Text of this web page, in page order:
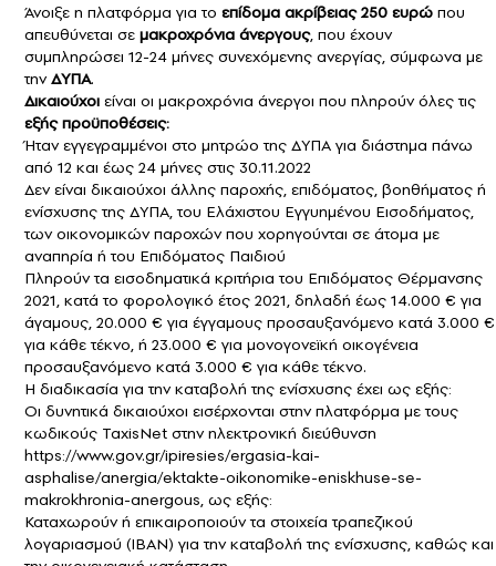
Άνοιξε η πλατφόρμα για το επίδομα ακρίβειας 250 ευρώ που
απευθύνεται σε μακροχρόνια άνεργους, που έχουν
συμπληρώσει 12-24 μήνες συνεχόμενης ανεργίας, σύμφωνα με
τηνΔΥΠΑ.
Δικαιούχοι είναι οι μακροχρόνια άνεργοι που πληρούν όλες τις
εξής προϋποθέσεις:
Ήταν εγγεγραμμένοι στο μητρώο της ΔΥΠΑ για διάστημα πάνω
από 12 και έως 24 μήνες στις 30.11.2022
Δεν είναι δικαιούχοι άλλης παροχής, επιδόματος, βοηθήματος ή
ενίσχυσης της ΔΥΠΑ, του Ελάχιστου Εγγυημένου Εισοδήματος,
των οικονομικών παροχών που χορηγούνται σε άτομα με
αναπηρία ή του Επιδόματος Παιδιού
Πληρούν τα εισοδηματικά κριτήρια του Επιδόματος Θέρμανσης
2021, κατά το φορολογικό έτος 2021, δηλαδή έως 14.000 € για
άγαμους, 20.000 € για έγγαμους προσαυξανόμενο κατά 3.000 €
για κάθε τέκνο, ή 23.000 € για μονογονεϊκή οικογένεια
προσαυξανόμενο κατά 3.000 € για κάθε τέκνο.
Η διαδικασία για την καταβολή της ενίσχυσης έχει ως εξής:
Οι δυνητικά δικαιούχοι εισέρχονται στην πλατφόρμα με τους
κωδικούς TaxisNet στην ηλεκτρονική διεύθυνση
https://www.gov.gr/ipiresies/ergasia-kai-
asphalise/anergia/ektakte-oikonomike-eniskhuse-se-
makrokhronia-anergous, ως εξής:
Καταχωρούν ή επικαιροποιούν τα στοιχεία τραπεζικού
λογαριασμού (IBAN) για την καταβολή της ενίσχυσης, καθώς και